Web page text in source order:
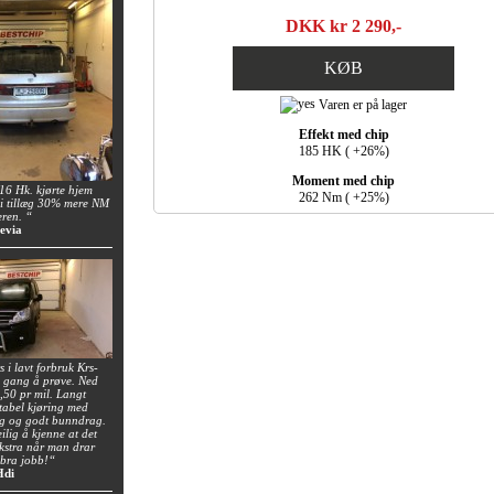
Hk. kjørte hjem
tillæg 30% mere NM
“
i lavt forbruk Krs-
gang å prøve. Ned
pr mil. Langt
kjøring med
og godt bunndrag.
å kjenne at det
når man drar
jobb!“
DKK kr 2 290,-
KØB
Varen er på lager
Effekt med chip
185 HK ( +26%)
Moment med chip
262 Nm ( +25%)